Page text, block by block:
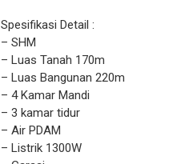
Spesifikasi Detail :
– SHM
– Luas Tanah 170m
– Luas Bangunan 220m
– 4 Kamar Mandi
– 3 kamar tidur
– Air PDAM
– Listrik 1300W